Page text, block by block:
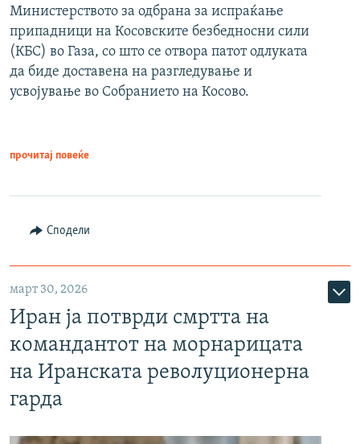
Министерството за одбрана за испраќање
припадници на Косовските безбедносни сили
(КБС) во Газа, со што се отвора патот одлуката
да биде доставена на разгледување и
усвојување во Собранието на Косово.
прочитај повеќе
Сподели
март 30, 2026
Иран ја потврди смртта на
командантот на морнарицата
на Иранската револуционерна
гарда